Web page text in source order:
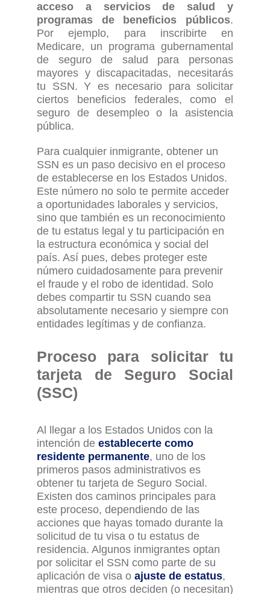
acceso a servicios de salud y
programas de beneficios públicos.
Por ejemplo, para inscribirte en
Medicare, un programa gubernamental
de seguro de salud para personas
mayores y discapacitadas, necesitarás
tu SSN. Y es necesario para solicitar
ciertos beneficios federales, como el
seguro de desempleo o la asistencia
pública.
Para cualquier inmigrante, obtener un
SSN es un paso decisivo en el proceso
de establecerse en los Estados Unidos.
Este número no solo te permite acceder
a oportunidades laborales y servicios,
sino que también es un reconocimiento
de tu estatus legal y tu participación en
la estructura económica y social del
país. Así pues, debes proteger este
número cuidadosamente para prevenir
el fraude y el robo de identidad. Solo
debes compartir tu SSN cuando sea
absolutamente necesario y siempre con
entidades legítimas y de confianza.
Proceso para solicitartu
tarjeta de Seguro Social
(SSC)
Al llegar a los Estados Unidos con la
intención de establecerte como
residente permanente, uno de los
primeros pasos administrativos es
obtener tu tarjeta de Seguro Social.
Existen dos caminos principales para
este proceso, dependiendo de las
acciones que hayas tomado durante la
solicitud de tu visa o tu estatus de
residencia. Algunos inmigrantes optan
por solicitar el SSN como parte de su
aplicación de visa o ajuste de estatus,
mientras que otros deciden (o necesitan)